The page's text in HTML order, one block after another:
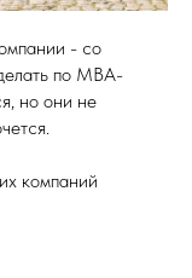
- со
по MBA-
но они не
компаний